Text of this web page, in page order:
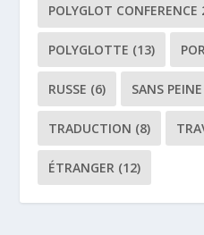
POLYGLOT CONFERENCE
POLYGLOTTE (13)
RUSSE (6) SANS PEINE
TRADUCTION (8)
ÉTRANGER (12)